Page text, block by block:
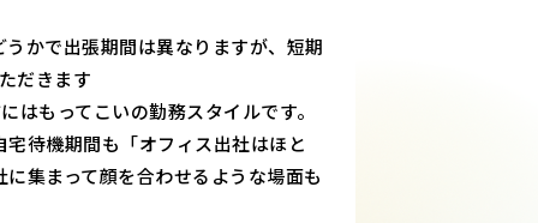
かで出張期間は異なりますが、短期
だきます
もってこいの勤務スタイルです。
待機期間も「オフィス出社はほと
集まって顔を合わせるような場面も